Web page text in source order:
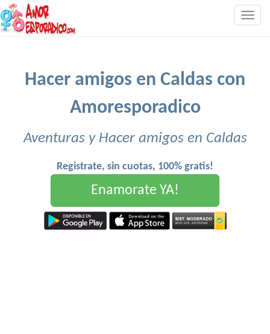
Hacer amigos en Caldas con
Amoresporadico
Aventuras y Hacer amigos en Caldas
Registrate, sin cuotas, 100% gratis!
Enamorate YA!